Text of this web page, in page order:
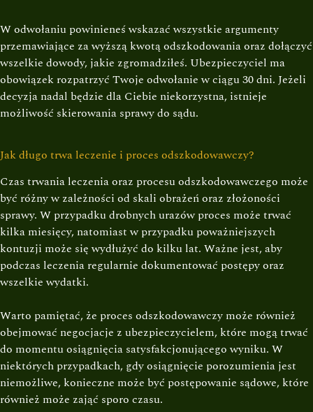
W odwołaniu powinieneś wskazać wszystkie argumenty
przemawiające za wyższą kwotą odszkodowania oraz dołączyć
wszelkie dowody, jakie zgromadziłeś. Ubezpieczyciel ma
obowiązek rozpatrzyć Twoje odwołanie w ciągu 30 dni. Jeżeli
decyzja nadal będzie dla Ciebie niekorzystna, istnieje
możliwość skierowania sprawy do sądu.
Jak długo trwa leczenie i proces odszkodowawczy?
Czas trwania leczenia oraz procesu odszkodowawczego może
być różny w zależności od skali obrażeń oraz złożoności
sprawy. W przypadku drobnych urazów proces może trwać
kilka miesięcy, natomiast w przypadku poważniejszych
kontuzji może się wydłużyć do kilku lat. Ważne jest, aby
podczas leczenia regularnie dokumentować postępy oraz
wszelkie wydatki.
Warto pamiętać, że proces odszkodowawczy może również
obejmować negocjacje z ubezpieczycielem, które mogą trwać
do momentu osiągnięcia satysfakcjonującego wyniku. W
niektórych przypadkach, gdy osiągnięcie porozumienia jest
niemożliwe, konieczne może być postępowanie sądowe, które
również może zająć sporo czasu.